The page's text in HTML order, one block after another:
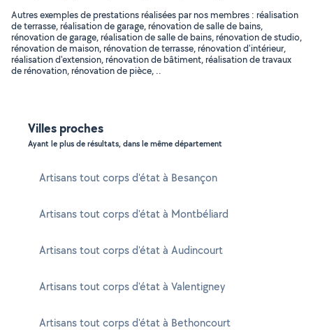
Autres exemples de prestations réalisées par nos membres : réalisation
de terrasse, réalisation de garage, rénovation de salle de bains,
rénovation de garage, réalisation de salle de bains, rénovation de studio,
rénovation de maison, rénovation de terrasse, rénovation d'intérieur,
réalisation d'extension, rénovation de bâtiment, réalisation de travaux
de rénovation, rénovation de pièce, ..
Villes proches
Ayant le plus de résultats, dans le même département
Artisans tout corps d'état à Besançon
Artisans tout corps d'état à Montbéliard
Artisans tout corps d'état à Audincourt
Artisans tout corps d'état à Valentigney
Artisans tout corps d'état à Bethoncourt